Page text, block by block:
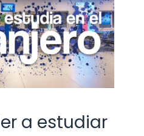
a estudiar